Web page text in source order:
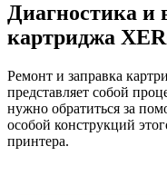
Диагностика и
картриджа
Ремонт и заправка
представляет собой
нужно обратиться за
особой конструкций
принтера.